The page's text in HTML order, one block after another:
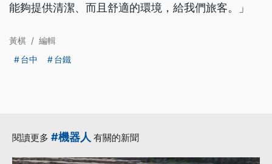
能夠提供清潔、而且舒適的環境，給我們旅客。」
黃棋 / 編輯
台中
台鐵
閱讀更多 #機器人 有關的新聞